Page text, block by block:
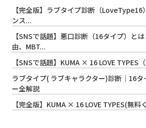
【完全版】ラブタイプ診断（
ンス...
【SNSで話題】悪口診断（16タイプ）と
由、MBT...
【SNSで話題】KUMA × 16 LOVE TYPES
ラブタイプ( ラブキャラクター)診断｜16
ー全解説
【完全版】KUMA × 16 LOVE TYPES(無料